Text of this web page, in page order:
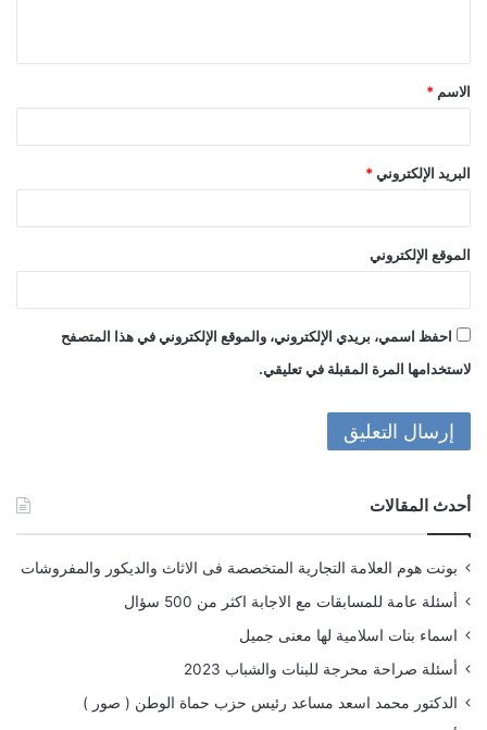
ق
*
الاسم *
البريد الإلكتروني *
الموقع الإلكتروني
احفظ اسمي، بريدي الإلكتروني، والموقع الإلكتروني في هذا المتصفح
لاستخدامها المرة المقبلة في تعليقي.
أحدث المقالات
بونت هوم العلامة التجارية المتخصصة فى الاثاث والديكور والمفروشات
أسئلة عامة للمسابقات مع الاجابة اكثر من 500 سؤال
اسماء بنات اسلامية لها معنى جميل
أسئلة صراحة محرجة للبنات والشباب 2023
الدكتور محمد اسعد مساعد رئيس حزب حماة الوطن ( صور )